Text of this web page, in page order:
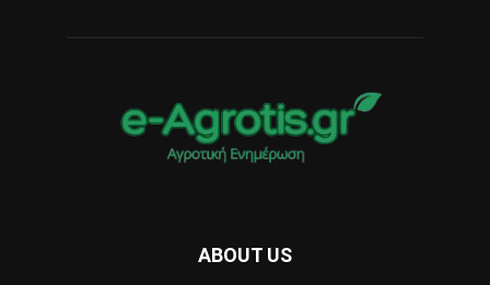
ABOUT US